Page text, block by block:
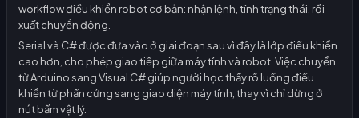
workflow điều khiển robot cơ bản: nhận lệnh, tính trạng thái, rồi
xuất chuyển động.
Serial và C# được đưa vào ở giai đoạn sau vì đây là lớp điều khiển
cao hơn, cho phép giao tiếp giữa máy tính và robot. Việc chuyển
từ Arduino sang Visual C# giúp người học thấy rõ luồng điều
khiển từ phần cứng sang giao diện máy tính, thay vì chỉ dừng ở
nút bấm vật lý.